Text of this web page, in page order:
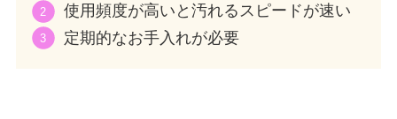
使用頻度が高いと汚れるスピードが速い
定期的なお手入れが必要